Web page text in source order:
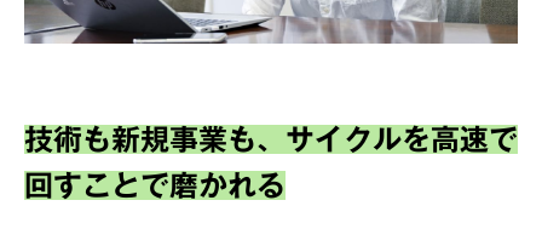
技術も新規事業も、サイクルを高速で
回すことで磨かれる